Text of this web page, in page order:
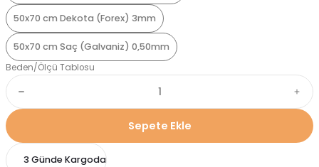
50x70 cm Dekota (Forex) 3mm
50x70 cm Saç (Galvaniz) 0,50mm
Beden/Ölçü Tablosu
Sepete Ekle
3 Günde Kargoda